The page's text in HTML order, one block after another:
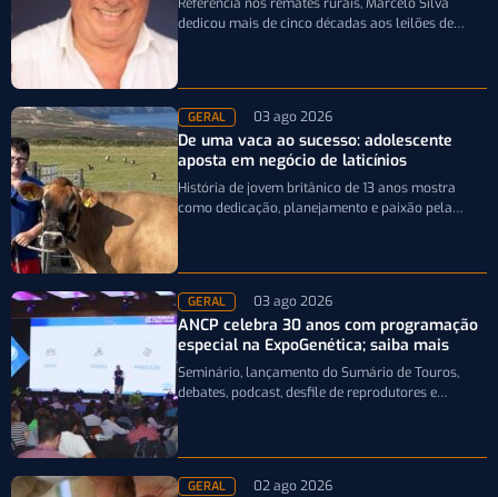
dedicou mais de cinco décadas aos leilões de
GERAL 03 ago 2026
De uma vaca ao sucesso: adolescente
aposta em negócio de laticínios
História de jovem britânico de 13 anos mostra
como dedicação, planejamento e paixão pela
GERAL 03 ago 2026
ANCP celebra 30 anos com programação
especial na ExpoGenética; saiba mais
Seminário, lançamento do Sumário de Touros,
debates, podcast, desfile de reprodutores e
GERAL 02 ago 2026